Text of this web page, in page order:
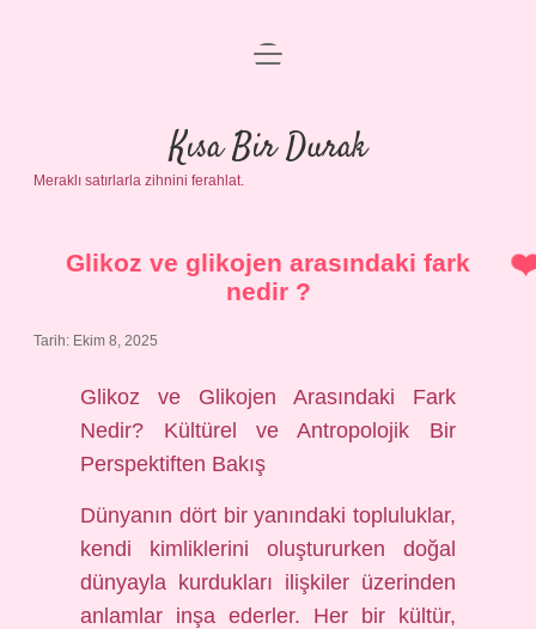
Anasayfa
Gizlilik Politikası
Yasal Uyarı
menüyü
Kısa Bir Durak
Meraklı satırlarla zihnini ferahlat.
Glikoz ve glikojen arasındaki fark
nedir ?
Tarih: Ekim 8, 2025
Glikoz ve Glikojen Arasındaki Fark
Nedir? Kültürel ve Antropolojik Bir
Perspektiften Bakış
Dünyanın dört bir yanındaki topluluklar,
kendi kimliklerini oluştururken doğal
dünyayla kurdukları ilişkiler üzerinden
anlamlar inşa ederler. Her bir kültür,